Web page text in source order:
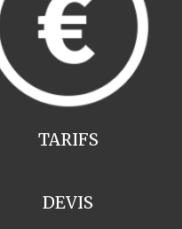
TARIFS
DEVIS